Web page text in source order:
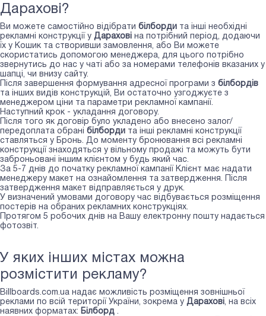
Дарахові?
Ви можете самостійно відібрати білборди та інші необхідні
рекламні конструкції у Дарахові на потрібний період, додаючи
їх у Кошик та створивши замовлення, або Ви можете
скористатись допомогою менеджера, для цього потрібно
звернутись до нас у чаті або за номерами телефонів вказаних у
шапці, чи внизу сайту.
Після завершення формування адресної програми з білбордів
та інших видів конструкцій, Ви остаточно узгоджуєте з
менеджером ціни та параметри рекламної кампанії.
Наступний крок - укладання договору.
Після того як договір було укладено або внесено залог/
передоплата обрані білборди та інші рекламні конструкції
ставляться у Бронь. До моменту бронювання всі рекламні
конструкції знаходяться у вільному продажі та можуть бути
заброньовані іншим клієнтом у будь який час.
За 5-7 днів до початку рекламної кампанії Клієнт має надати
менеджеру макет на ознайомлення та затвердження. Після
затвердження макет відправляється у друк.
У визначений умовами договору час відбувається розміщення
постерів на обраних рекламних конструкціях.
Протягом 5 робочих днів на Вашу електронну пошту надається
фотозвіт.
У яких інших містах можна
розмістити рекламу?
Billboards.com.ua надає можливість розміщення зовнішньої
реклами по всій території України, зокрема у Дарахові, на всіх
наявних форматах: Білборд .